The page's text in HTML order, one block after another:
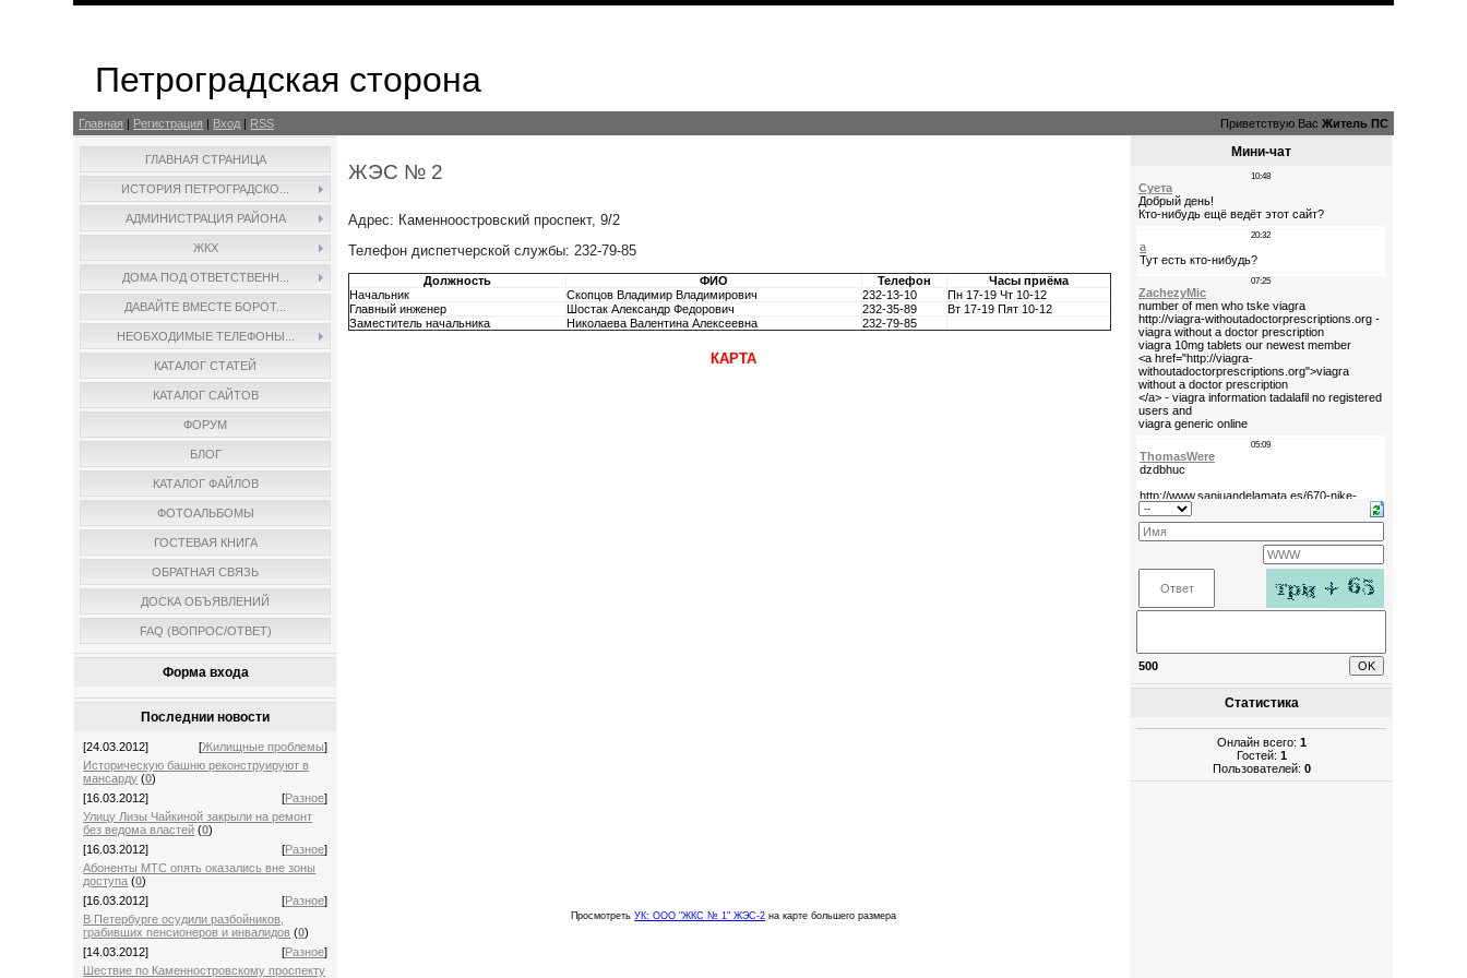
Петроградская сторона
Главная | Регистрация | Вход | RSS Приветствую Вас Житель ПС
ГЛАВНАЯ СТРАНИЦА
ИСТОРИЯ ПЕТРОГРАДСКО...
АДМИНИСТРАЦИЯ РАЙОНА
ЖКХ
ДОМА ПОД ОТВЕТСТВЕНН...
ДАВАЙТЕ ВМЕСТЕ БОРОТ...
НЕОБХОДИМЫЕ ТЕЛЕФОНЫ...
КАТАЛОГ СТАТЕЙ
КАТАЛОГ САЙТОВ
ФОРУМ
БЛОГ
КАТАЛОГ ФАЙЛОВ
ФОТОАЛЬБОМЫ
ГОСТЕВАЯ КНИГА
ОБРАТНАЯ СВЯЗЬ
ДОСКА ОБЪЯВЛЕНИЙ
FAQ (ВОПРОС/ОТВЕТ)
Форма входа
Последнии новости
[24.03.2012] [Жилищные проблемы]
Историческую башню реконструируют в
мансарду (0)
[16.03.2012]
[Разное]
Улицу Лизы Чайкиной закрыли на ремонт
без ведома властей (0)
[16.03.2012]
[Разное]
Абоненты МТС опять оказались вне зоны
доступа (0)
[16.03.2012]
[Разное]
В Петербурге осудили разбойников,
грабивших пенсионеров и инвалидов (0)
[14.03.2012]
[Разное]
Шествие по Каменностровскому проспекту
ЖЭС № 2
Адрес: Каменноостровский проспект, 9/2
Телефон диспетчерской службы: 232-79-85
Должность ФИО Телефон
Часы приёма
Начальник
Скопцов Владимир Владимирович 232-13-10
Пн 17-19 Чт 10-12
Главный инженер
Шостак Александр Федорович 232-35-89
Вт 17-19 Пят 10-12
Заместитель начальника
Николаева Валентина Алексеевна 232-79-85
КАРТА
ПросмотретьУК: ООО "ЖКС № 1" ЖЭС-2 на карте большего размера
Мини-чат
500
Статистика
Онлайн всего: 1
Гостей: 1
Пользователей: 0